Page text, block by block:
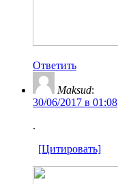
Ответить
Maksud:
30/06/2017 в 01:08
.
[Цитировать]